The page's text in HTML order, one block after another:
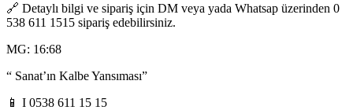
🔗 Detaylı bilgi ve sipariş için DM veya yada Whatsap üzerinden 0
538 611 1515 sipariş edebilirsiniz.
MG: 16:68
“ Sanat’ın Kalbe Yansıması”
📱 I 0538 611 15 15